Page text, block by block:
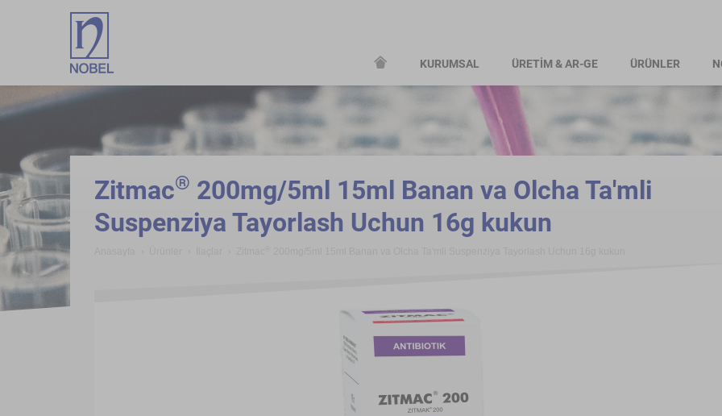
KURUMSAL ÜRETİM & AR-GE ÜRÜNLER
Zitmac® 200mg/5ml 15ml Banan va Olcha Ta'mli
Suspenziya Tayorlash Uchun 16g kukun